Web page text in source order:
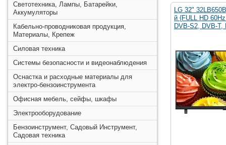
Светотехника, Лампы, Батарейки,
Аккумуляторы
Кабельно-проводниковая продукция,
Материалы, Крепеж
Силовая техника
Системы безопасности и видеонаблюдения
Оснастка и расходные материалы для
электро-бензоинструмента
Офисная мебель, сейфы, шкафы
Электрооборудование
Бензоинструмент, Садовый Инструмент,
Садовая техника
LG 32"
й {FULL HD
DVB-S2, DVB-T,